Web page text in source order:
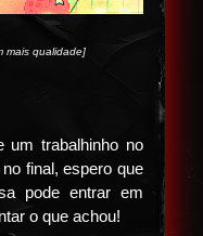
mais qualidade]
um trabalhinho no
final, espero que
pode entrar em
o que achou!